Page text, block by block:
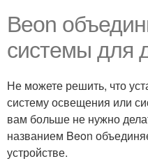
Beon
системы для
Не можете решить, что
систему освещения или
вам больше не нужно
названием Beon
устройстве.